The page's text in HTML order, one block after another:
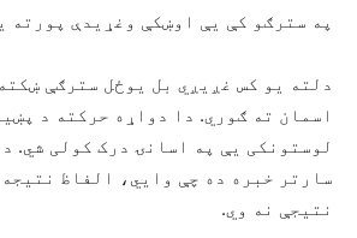
په سترګو کې یې اوښکې وغړیدې پورته
دلته یو کس غږیږي بل یوځل سترګې
اسمان ته ګوري. دا دواړه حرکته د
لوستونکی یې په اسانۍ درک کولی شي.
سارتر خبره ده چې وایي، الفاظ
نتیجې نه وي.